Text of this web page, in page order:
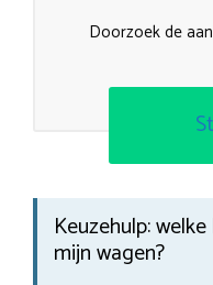
Doorzoek de
Keuzehulp:
mijn wagen?